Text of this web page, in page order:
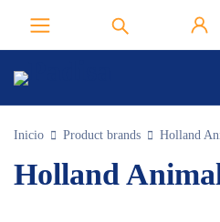
Inicio Product brands Holland
Holland